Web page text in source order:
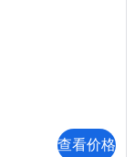
查看价格